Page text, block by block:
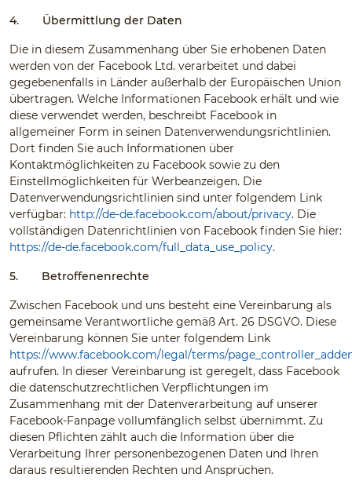
4. Übermittlung der Daten
Die in diesem Zusammenhang über Sie erhobenen Daten
werden von der Facebook Ltd. verarbeitet und dabei
gegebenenfalls in Länder außerhalb der Europäischen Union
übertragen. Welche Informationen Facebook erhält und wie
diese verwendet werden, beschreibt Facebook in
allgemeiner Form in seinen Datenverwendungsrichtlinien.
Dort finden Sie auch Informationen über
Kontaktmöglichkeiten zu Facebook sowie zu den
Einstellmöglichkeiten für Werbeanzeigen. Die
Datenverwendungsrichtlinien sind unter folgendem Link
verfügbar: http://de-de.facebook.com/about/privacy. Die
vollständigen Datenrichtlinien von Facebook finden Sie hier:
https://de-de.facebook.com/full_data_use_policy.
5. Betroffenenrechte
Zwischen Facebook und uns besteht eine Vereinbarung als
gemeinsame Verantwortliche gemäß Art. 26 DSGVO. Diese
Vereinbarung können Sie unter folgendem Link
https://www.facebook.com/legal/terms/
aufrufen. In dieser Vereinbarung ist geregelt, dass Facebook
die datenschutzrechtlichen Verpflichtungen im
Zusammenhang mit der Datenverarbeitung auf unserer
Facebook-Fanpage vollumfänglich selbst übernimmt. Zu
diesen Pflichten zählt auch die Information über die
Verarbeitung Ihrer personenbezogenen Daten und Ihren
daraus resultierenden Rechten und Ansprüchen.